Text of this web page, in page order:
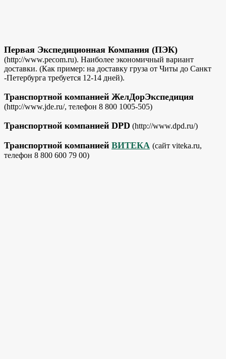
Первая Экспедиционная Компания (ПЭК)
(http://www.pecom.ru). Наиболее экономичный вариант
доставки. (Как пример: на доставку груза от Читы до Санкт
-Петербурга требуется 12-14 дней).
Транспортной компанией ЖелДорЭкспедиция
(http://www.jde.ru/, телефон 8 800 1005-505)
Транспортной компанией DPD (http://www.dpd.ru/)
Транспортной компанией ВИТЕКА (сайт viteka.ru,
телефон 8 800 600 79 00)